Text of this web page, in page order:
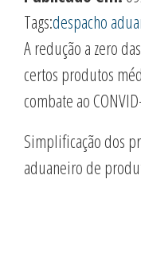
Tags:despacho
A redução a zero
certos produtos
combate ao
Simplificação dos
aduaneiro de